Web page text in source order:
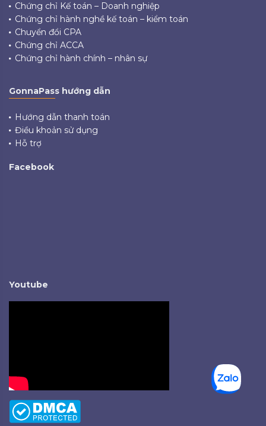
Chứng chỉ Kế toán – Doanh nghiệp
Chứng chỉ hành nghề kế toán – kiểm toán
Chuyển đổi CPA
Chứng chỉ ACCA
Chứng chỉ hành chính – nhân sự
GonnaPass hướng dẫn
Hướng dẫn thanh toán
Điều khoản sử dụng
Hỗ trợ
Facebook
Youtube